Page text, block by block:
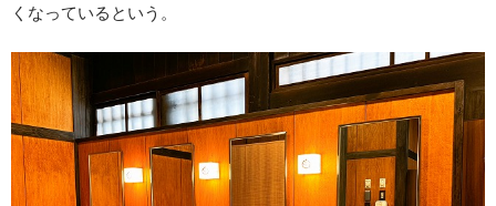
くなっているという。